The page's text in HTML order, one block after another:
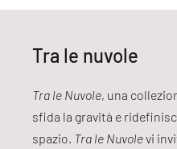
Tra le nuvole
Tra le Nuvole, una
sfida la gravità e
spazio. Tra le Nuvolevi